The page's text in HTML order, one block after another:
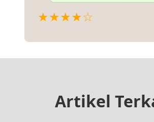
★★★★☆
Artikel